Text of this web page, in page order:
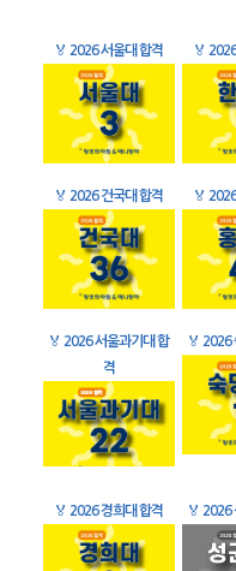
🏅 2026 서울대 합격 🏅
🏅 2026 건국대 합격 🏅
🏅 2026 서울과기대 합
격
🏅 2026
🏅 2026 경희대 합격 🏅 2026